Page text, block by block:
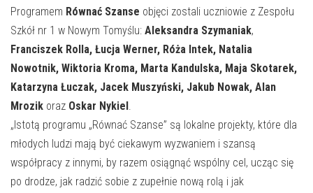
Programem Równać Szanse objęci zostali uczniowie z Zespołu
Szkół nr 1 w Nowym Tomyślu: Aleksandra Szymaniak,
Franciszek Rolla, Łucja Werner, Róża Intek, Natalia
Nowotnik, Wiktoria Kroma, Marta Kandulska, Maja Skotarek,
Katarzyna Łuczak, Jacek Muszyński, Jakub Nowak, Alan
Mrozik oraz Oskar Nykiel.
„Istotą programu „Równać Szanse” są lokalne projekty, które dla
młodych ludzi mają być ciekawym wyzwaniem i szansą
współpracy z innymi, by razem osiągnąć wspólny cel, ucząc się
po drodze, jak radzić sobie z zupełnie nową rolą i jak